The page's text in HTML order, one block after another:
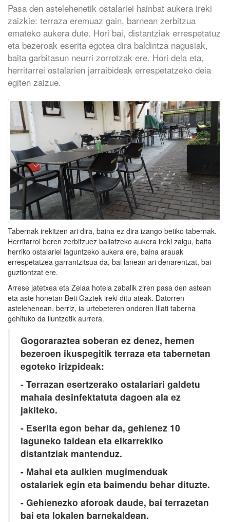
Pasa den astelehenetik ostalariei hainbat aukera ireki
zaizkie: terraza eremuaz gain, barnean zerbitzua
emateko aukera dute. Hori bai, distantziak errespetatuz
eta bezeroak eserita egotea dira baldintza nagusiak,
baita garbitasun neurri zorrotzak ere. Hori dela eta,
herritarrei ostalarien jarraibideak errespetatzeko deia
egiten zaizue.
Tabernak irekitzen ari dira, baina ez dira izango betiko tabernak.
Herritarroi beren zerbitzuez baliatzeko aukera ireki zaigu, baita
herriko ostalariei laguntzeko aukera ere, baina arauak
errespetatzea garrantzitsua da, bai lanean ari denarentzat, bai
guztiontzat ere.
Arrese jatetxea eta Zelaa hotela zabalik ziren pasa den astean
eta aste honetan Beti Gaztek ireki ditu ateak. Datorren
astelehenean, berriz, ia urtebeteren ondoren Illati taberna
gehituko da iluntzetik aurrera.
Gogoraraztea soberan ez denez, hemen
bezeroen ikuspegitik terraza eta tabernetan
egoteko irizpideak:
- Terrazan esertzerako ostalariari galdetu
mahaia desinfektatuta dagoen ala ez
jakiteko.
- Eserita egon behar da, gehienez 10
laguneko taldean eta elkarrekiko
distantziak mantenduz.
- Mahai eta aulkien mugimenduak
ostalariek egin eta baimendu behar dituzte.
- Gehienezko aforoak daude, bai terrazetan
bai eta lokalen barnekaldean.